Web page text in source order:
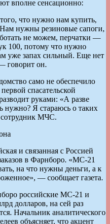
вполне сенсационно:
что нужно нам купить,
нужны резиновые сапоги,
не можем, перчатки —
100, потому что нужно
уже запах сильный. Еще нет
говорит он.
само не обеспечило
спасательской
руками: «А разве
нужно? Я стараюсь о таких
сотрудник МЧС.
и связанная с Россией
в Фарнборо. «МС-21
на что нужны деньги, а к
— сообщает газета.
российские МС-21 и
долларов, на сей раз
Начальник аналитического
объясняет, что акцент